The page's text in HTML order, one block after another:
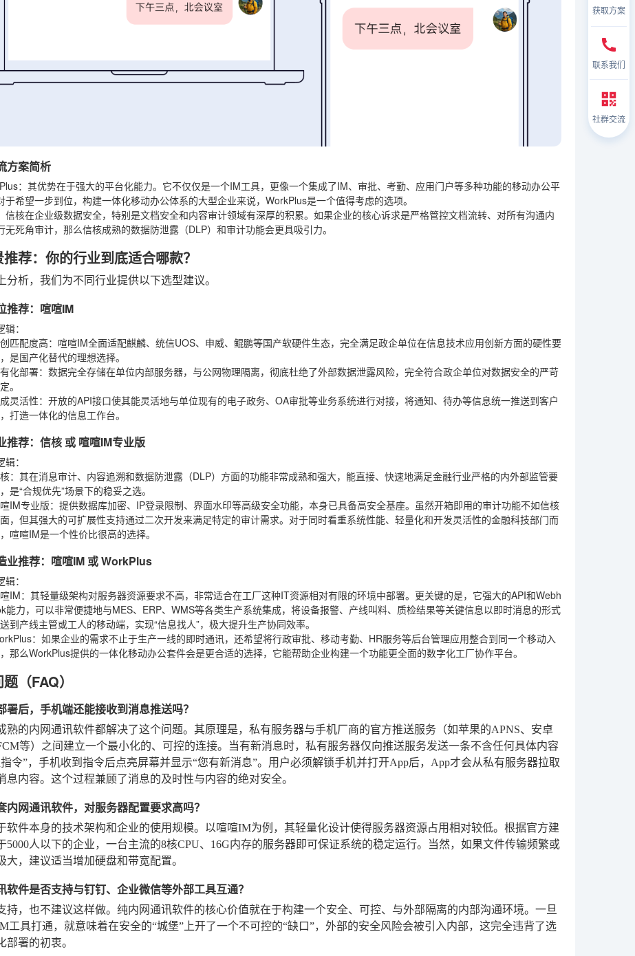
方案简析
：其优势在于强大的平台化能力。它不仅仅是一个IM工具，更像一个集成了IM、审批、考勤、应用门户等多种功能的移动办公平
于希望一步到位，构建一体化移动办公体系的大型企业来说，WorkPlus是一个值得考虑的选项。
信核在企业级数据安全，特别是文档安全和内容审计领域有深厚的积累。如果企业的核心诉求是严格管控文档流转、对所有沟通内
无死角审计，那么信核成熟的数据防泄露（DLP）和审计功能会更具吸引力。
荐：你的行业到底适合哪款？
分析，我们为不同行业提供以下选型建议。
推荐：喧喧IM
辑：
匹配度高：喧喧IM全面适配麒麟、统信UOS、申威、鲲鹏等国产软硬件生态，完全满足政企单位在信息技术应用创新方面的硬性要
是国产化替代的理想选择。
化部署：数据完全存储在单位内部服务器，与公网物理隔离，彻底杜绝了外部数据泄露风险，完全符合政企单位对数据安全的严苛
。
灵活性：开放的API接口使其能灵活地与单位现有的电子政务、OA审批等业务系统进行对接，将通知、待办等信息统一推送到客户
打造一体化的信息工作台。
推荐：信核 或 喧喧IM专业版
辑：
：其在消息审计、内容追溯和数据防泄露（DLP）方面的功能非常成熟和强大，能直接、快速地满足金融行业严格的内外部监管要
是“合规优先”场景下的稳妥之选。
IM专业版：提供数据库加密、IP登录限制、界面水印等高级安全功能，本身已具备高安全基座。虽然开箱即用的审计功能不如信核
，但其强大的可扩展性支持通过二次开发来满足特定的审计需求。对于同时看重系统性能、轻量化和开发灵活性的金融科技部门而
喧喧IM是一个性价比很高的选择。
业推荐：喧喧IM 或 WorkPlus
辑：
IM：其轻量级架构对服务器资源要求不高，非常适合在工厂这种IT资源相对有限的环境中部署。更关键的是，它强大的API和Webh
能力，可以非常便捷地与MES、ERP、WMS等各类生产系统集成，将设备报警、产线叫料、质检结果等关键信息以即时消息的形式
到产线主管或工人的移动端，实现“信息找人”，极大提升生产协同效率。
：如果企业的需求不止于生产一线的即时通讯，还希望将行政审批、移动考勤、HR服务等后台管理应用整合到同一个移动入
那么WorkPlus提供的一体化移动办公套件会是更合适的选择，它能帮助企业构建一个功能更全面的数字化工厂协作平台。
（FAQ）
署后，手机端还能接收到消息推送吗？
熟的内网通讯软件都解决了这个问题。其原理是，私有服务器与手机厂商的官方推送服务（如苹果的APNS、安卓
等）之间建立一个最小化的、可控的连接。当有新消息时，私有服务器仅向推送服务发送一条不含任何具体内容
令”，手机收到指令后点亮屏幕并显示“您有新消息”。用户必须解锁手机并打开App后，App才会从私有服务器拉取
息内容。这个过程兼顾了消息的及时性与内容的绝对安全。
内网通讯软件，对服务器配置要求高吗？
软件本身的技术架构和企业的使用规模。以喧喧IM为例，其轻量化设计使得服务器资源占用相对较低。根据官方建
5000人以下的企业，一台主流的8核CPU、16G内存的服务器即可保证系统的稳定运行。当然，如果文件传输频繁或
大，建议适当增加硬盘和带宽配置。
软件是否支持与钉钉、企业微信等外部工具互通？
持，也不建议这样做。纯内网通讯软件的核心价值就在于构建一个安全、可控、与外部隔离的内部沟通环境。一旦
工具打通，就意味着在安全的“城堡”上开了一个不可控的“缺口”，外部的安全风险会被引入内部，这完全违背了选
部署的初衷。
获取方案
联系我们
社群交流